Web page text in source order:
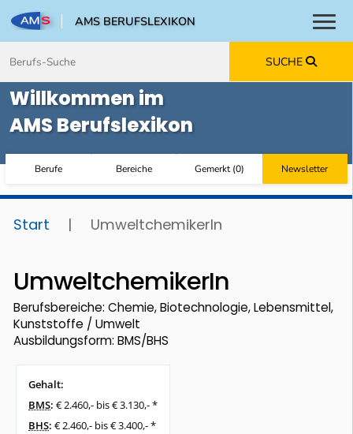
AMS BERUFSLEXIKON
SUCHE
Willkommen im
AMS Berufslexikon
Berufe Bereiche Gemerkt(0) Newsletter
Start | UmweltchemikerIn
UmweltchemikerIn
Berufsbereiche: Chemie, Biotechnologie, Lebensmittel,
Kunststoffe / Umwelt
Ausbildungsform: BMS/BHS
Gehalt:
BMS: € 2.460,- bis € 3.130,- *
BHS: € 2.460,- bis € 3.400,- *